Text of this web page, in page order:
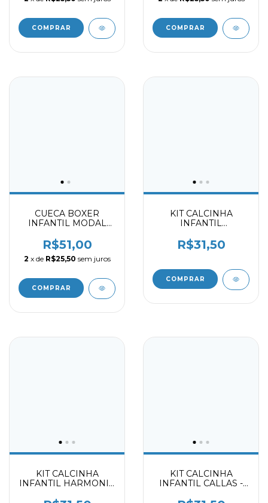
COMPRAR COMPRAR
CUECA BOXER
INFANTIL MODAL
AMARELO - VINHO
2031403
R$51,00
2 x de R$25,50 sem juros
COMPRAR
KIT CALCINHA
INFANTIL
BRANCO -
HARMONIA 2059403
R$31,50
COMPRAR
KIT CALCINHA
INFANTIL HARMONIA
KIT CALCINHA
INFANTIL CALLAS -